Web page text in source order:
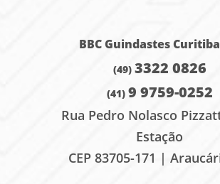
BBC Guindastes Curitiba
(49) 3322 0826
(41) 9 9759-0252
Rua Pedro Nolasco
Estação
CEP 83705-171 |